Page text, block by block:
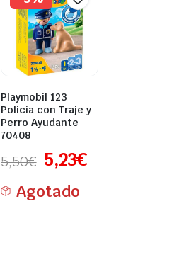
Playmobil 123
Policia con Traje y
Perro Ayudante
70408
5,50€ 5,23€
Agotado